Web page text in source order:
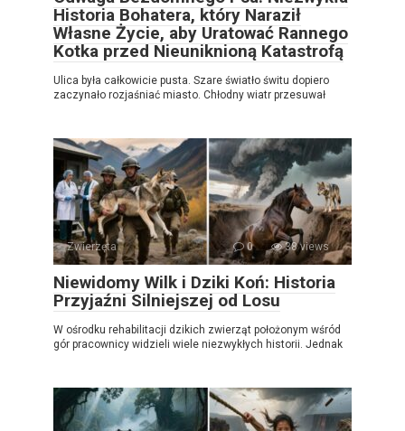
Historia Bohatera, który Naraził
Własne Życie, aby Uratować Rannego
Kotka przed Nieuniknioną Katastrofą
Ulica była całkowicie pusta. Szare światło świtu dopiero
zaczynało rozjaśniać miasto. Chłodny wiatr przesuwał
Zwierzęta 0 38 views
Niewidomy Wilk i Dziki Koń: Historia
Przyjaźni Silniejszej od Losu
W ośrodku rehabilitacji dzikich zwierząt położonym wśród
gór pracownicy widzieli wiele niezwykłych historii. Jednak